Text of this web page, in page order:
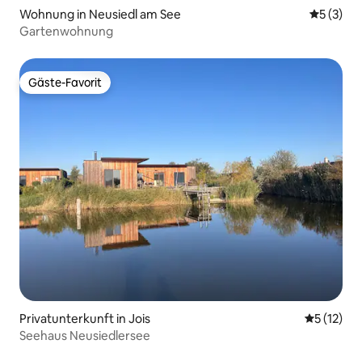
Wohnung in Neusiedl am See
5 (3)
Gartenwohnung
Gäste-Favorit
Gäste-Favorit
Privatunterkunft in Jois
5 (12)
Seehaus Neusiedlersee